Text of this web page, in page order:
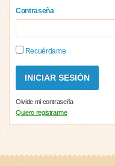
Contraseña
Recuérdame
Olvide mi contraseña
Quiero registrarme